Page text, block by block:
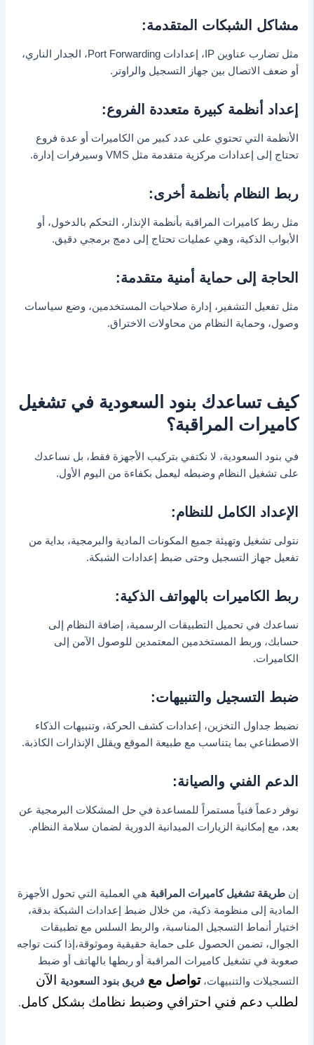
مشاكل الشبكات المتقدمة:
مثل تضارب عناوين IP، إعدادات Port Forwarding، الجدار الناري،
أو ضعف الاتصال بين جهاز التسجيل والراوتر.
إعداد أنظمة كبيرة متعددة الفروع:
الأنظمة التي تحتوي على عدد كبير من الكاميرات أو عدة فروع
تحتاج إلى إعدادات مركزية متقدمة مثل VMS وسيرفرات إدارة.
ربط النظام بأنظمة أخرى:
مثل ربط كاميرات المراقبة بأنظمة الإنذار، التحكم بالدخول، أو
الأبواب الذكية، وهي عمليات تحتاج إلى دمج برمجي دقيق.
الحاجة إلى حماية أمنية متقدمة:
مثل تفعيل التشفير، إدارة صلاحيات المستخدمين، وضع سياسات
وصول، وحماية النظام من محاولات الاختراق.
كيف تساعدك بنود السعودية في تشغيل
كاميرات المراقبة؟
في بنود السعودية، لا نكتفي بتركيب الأجهزة فقط، بل نساعدك
على تشغيل النظام وضبطه ليعمل بكفاءة من اليوم الأول.
الإعداد الكامل للنظام:
نتولى تشغيل وتهيئة جميع المكونات المادية والبرمجية، بداية من
تفعيل جهاز التسجيل وحتى ضبط إعدادات الشبكة.
ربط الكاميرات بالهواتف الذكية:
نساعدك في تحميل التطبيقات الرسمية، إضافة النظام إلى
حسابك، وربط المستخدمين المعتمدين للوصول الآمن إلى
الكاميرات.
ضبط التسجيل والتنبيهات:
نضبط جداول التخزين، إعدادات كشف الحركة، وتنبيهات الذكاء
الاصطناعي بما يتناسب مع طبيعة الموقع ويقلل الإنذارات الكاذبة.
الدعم الفني والصيانة:
نوفر دعماً فنياً مستمراً للمساعدة في حل المشكلات البرمجية عن
بعد، مع إمكانية الزيارات الميدانية الدورية لضمان سلامة النظام.
إنطريقة تشغيل كاميرات المراقبة هي العملية التي تحول الأجهزة
المادية إلى منظومة ذكية، من خلال ضبط إعدادات الشبكة بدقة،
اختيار أنماط التسجيل المناسبة، والربط السلس مع تطبيقات
الجوال، تضمن الحصول على حماية حقيقية وموثوقة،إذا كنت تواجه
صعوبة في تشغيل كاميرات المراقبة أو ربطها بالهاتف أو ضبط
التسجيلات والتنبيهات،تواصل معفريق بنود السعودية الآن
لطلب دعم فني احترافي وضبط نظامك بشكل كامل.